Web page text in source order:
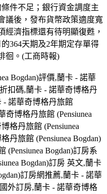
件不足；銀行資金調度主
議後，發布貨幣政策適度寬
經濟指標還有待明顯復甦，
364天期及2年期定存單得
徊。(工商時報)
Bogdan)評價,蘭卡 - 諾華
扣碼,蘭卡 - 諾華奇博格丹
- 諾華奇博格丹旅館
奇博格丹旅館 (Pensiunea
格丹旅館 (Pensiunea
丹旅館 (Pensiunea Bogdan)
Bogdan)訂房系
Bogdan)訂房 英文,蘭卡
訂房網推薦,蘭卡 - 諾華
外訂房,蘭卡 - 諾華奇博格